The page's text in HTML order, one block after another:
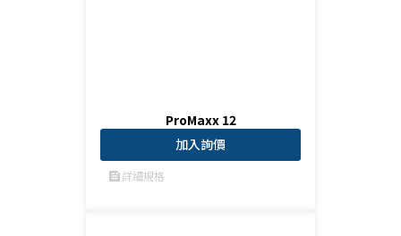
ProMaxx 12
加入詢價
feed詳細規格